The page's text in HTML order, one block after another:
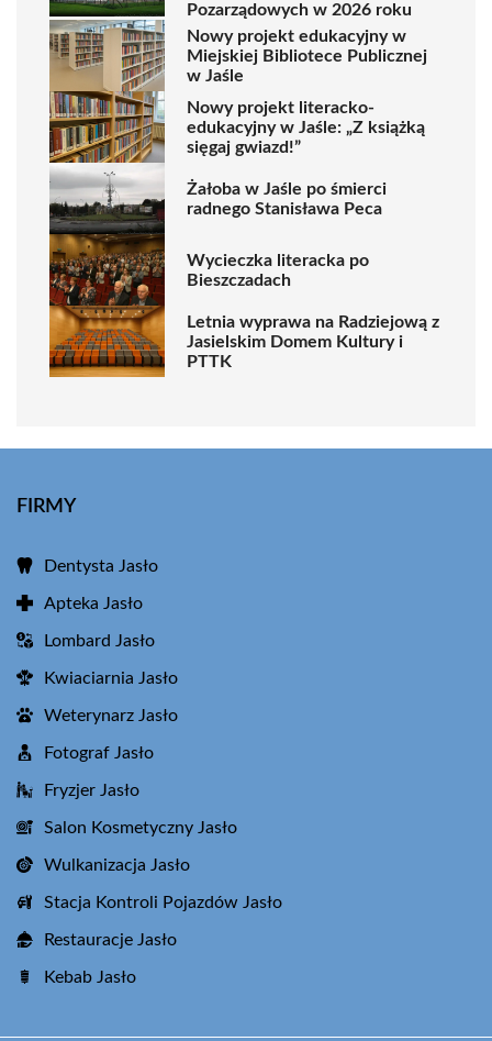
Pozarządowych w 2026 roku
Nowy projekt edukacyjny w
Miejskiej Bibliotece Publicznej
w Jaśle
Nowy projekt literacko-
edukacyjny w Jaśle: „Z książką
sięgaj gwiazd!”
Żałoba w Jaśle po śmierci
radnego Stanisława Peca
Wycieczka literacka po
Bieszczadach
Letnia wyprawa na Radziejową z
Jasielskim Domem Kultury i
PTTK
FIRMY
Dentysta Jasło
Apteka Jasło
Lombard Jasło
Kwiaciarnia Jasło
Weterynarz Jasło
Fotograf Jasło
Fryzjer Jasło
Salon Kosmetyczny Jasło
Wulkanizacja Jasło
Stacja Kontroli Pojazdów Jasło
Restauracje Jasło
Kebab Jasło